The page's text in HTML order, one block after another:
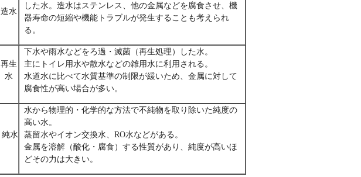
造水
した水。造水はステンレス、他の金属などを腐食させ、機
器寿命の短縮や機能トラブルが発生することも考えられ
る。
再生
水
下水や雨水などをろ過・滅菌（再生処理）した水。
主にトイレ用水や散水などの雑用水に利用される。
水道水に比べて水質基準の制限が緩いため、金属に対して
腐食性が高い場合が多い。
純水
水から物理的・化学的な方法で不純物を取り除いた純度の
高い水。
蒸留水やイオン交換水、RO水などがある。
金属を溶解（酸化・腐食）する性質があり、純度が高いほ
どその力は大きい。